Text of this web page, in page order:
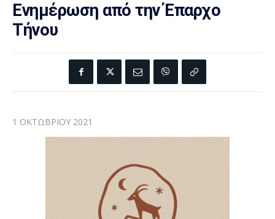
Ενημέρωση από την Έπαρχο
Τήνου
1 ΟΚΤΩΒΡΊΟΥ 2021